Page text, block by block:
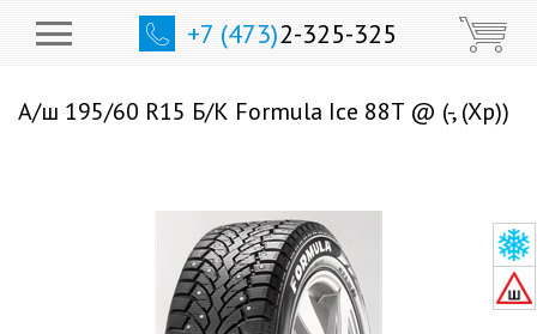
+7 (473)2-325-325
А/ш 195/60 R15 Б/К Formula Ice 88T @ (-, (Хр))